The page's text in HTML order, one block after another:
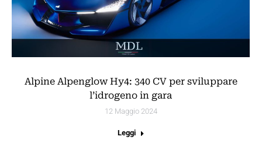
Alpine Alpenglow Hy4: 340 CV per sviluppare
l’idrogeno in gara
12 Maggio 2024
Leggi